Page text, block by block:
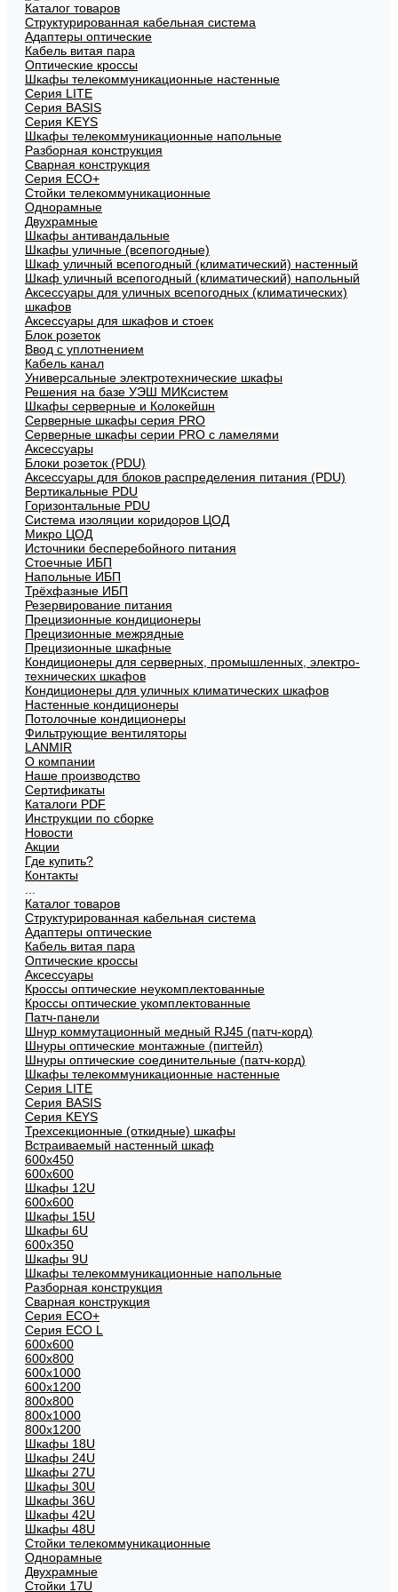
Каталог товаров
Структурированная кабельная система
Адаптеры оптические
Кабель витая пара
Оптические кроссы
Шкафы телекоммуникационные настенные
Cерия LITE
Cерия BASIS
Cерия KEYS
Шкафы телекоммуникационные напольные
Разборная конструкция
Сварная конструкция
Серия ECO+
Стойки телекоммуникационные
Однорамные
Двухрамные
Шкафы антивандальные
Шкафы уличные (всепогодные)
Шкаф уличный всепогодный (климатический) настенный
Шкаф уличный всепогодный (климатический) напольный
Аксессуары для уличных всепогодных (климатических)
шкафов
Аксессуары для шкафов и стоек
Блок розеток
Ввод с уплотнением
Кабель канал
Универсальные электротехнические шкафы
Решения на базе УЭШ МИКсистем
Шкафы серверные и Колокейшн
Серверные шкафы серия PRO
Серверные шкафы серии PRO с ламелями
Аксессуары
Блоки розеток (PDU)
Аксессуары для блоков распределения питания (PDU)
Вертикальные PDU
Горизонтальные PDU
Система изоляции коридоров ЦОД
Микро ЦОД
Источники бесперебойного питания
Стоечные ИБП
Напольные ИБП
Трёхфазные ИБП
Резервирование питания
Прецизионные кондиционеры
Прецизионные межрядные
Прецизионные шкафные
Кондиционеры для серверных, промышленных, электро-
технических шкафов
Кондиционеры для уличных климатических шкафов
Настенные кондиционеры
Потолочные кондиционеры
Фильтрующие вентиляторы
LANMIR
О компании
Наше производство
Сертификаты
Каталоги PDF
Инструкции по сборке
Новости
Акции
Где купить?
Контакты
Каталог товаров
Структурированная кабельная система
Адаптеры оптические
Кабель витая пара
Оптические кроссы
Аксессуары
Кроссы оптические неукомплектованные
Кроссы оптические укомплектованные
Патч-панели
Шнур коммутационный медный RJ45 (патч-корд)
Шнуры оптические монтажные (пигтейл)
Шнуры оптические соединительные (патч-корд)
Шкафы телекоммуникационные настенные
Cерия LITE
Cерия BASIS
Cерия KEYS
Трехсекционные (откидные) шкафы
Встраиваемый настенный шкаф
600x450
600x600
Шкафы 12U
600x600
Шкафы 15U
Шкафы 6U
600x350
Шкафы 9U
Шкафы телекоммуникационные напольные
Разборная конструкция
Сварная конструкция
Серия ECO+
Серия ECO L
600x600
600x800
600х1000
600х1200
800x800
800х1000
800х1200
Шкафы 18U
Шкафы 24U
Шкафы 27U
Шкафы 30U
Шкафы 36U
Шкафы 42U
Шкафы 48U
Стойки телекоммуникационные
Однорамные
Двухрамные
Стойки 17U